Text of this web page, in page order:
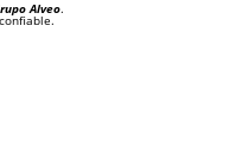
Alveo.